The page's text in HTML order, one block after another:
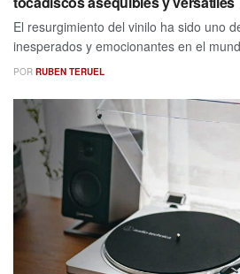
El resurgimiento del vinilo ha sido uno
inesperados y emocionantes en el
POR RUBEN TERUEL